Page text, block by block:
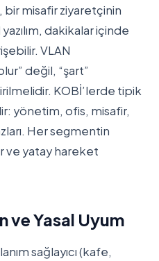
bir misafir ziyaretçinin
dakikalar içinde
VLAN
değil, “şart”
KOBİ’lerde tipik
yönetim, ofis, misafir,
Her segmentin
ve yatay hareket
ve Yasal Uyum
sağlayıcı (kafe,